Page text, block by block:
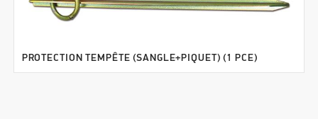
PROTECTION TEMPÊTE (SANGLE+PIQUET) (1 PCE)